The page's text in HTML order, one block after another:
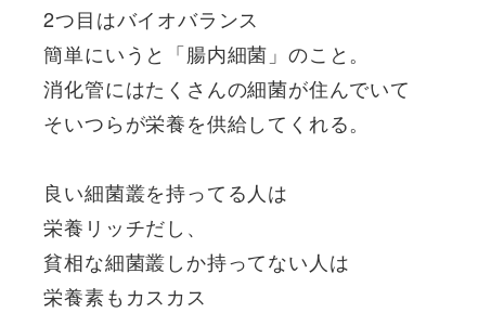
2つ目はバイオバランス
簡単にいうと「腸内細菌」のこと。
消化管にはたくさんの細菌が住んでいて
そいつらが栄養を供給してくれる。
良い細菌叢を持ってる人は
栄養リッチだし、
貧相な細菌叢しか持ってない人は
栄養素もカスカス